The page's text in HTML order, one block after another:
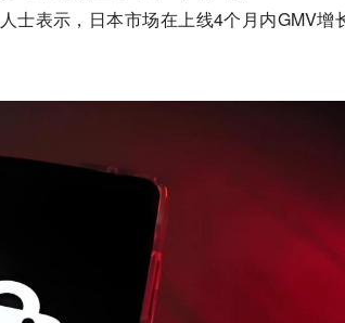
士表示，日本市场在上线4个月内GMV增